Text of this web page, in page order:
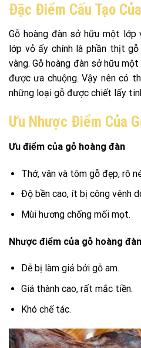
Đặc Điểm Cấu Tạo
Gỗ hoàng đàn sở hữu một lớp
lớp vỏ ấy chính là phần thịt
vàng. Gỗ hoàng đàn sở hữu
được ưa chuộng. Vậy nên có
những loại gỗ được chiết lấy
Ưu Nhược Điểm Của
Ưu điểm của gỗ hoàng đàn
Thớ, vân và tôm gỗ đẹp, rõ
Độ bền cao, ít bị công vênh
Mùi hương chống mối mọt.
Nhược điểm của gỗ hoàng đàn
Dễ bị làm giả bởi gỗ am.
Giá thành cao, rất mắc tiền.
Khó chế tác.